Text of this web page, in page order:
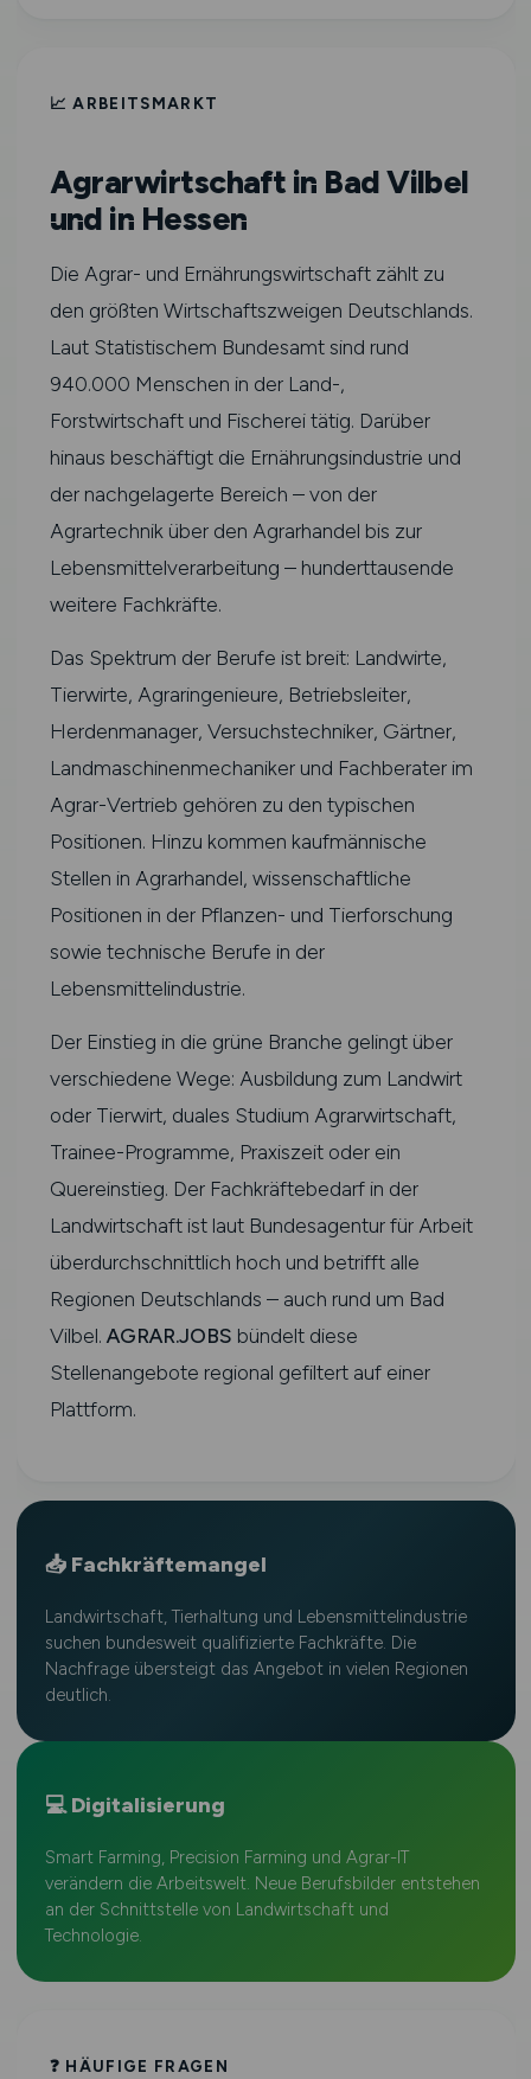
📈 ARBEITSMARKT
Agrarwirtschaft in Bad Vilbel
und in Hessen
Die Agrar- und Ernährungswirtschaft zählt zu
den größten Wirtschaftszweigen Deutschlands.
Laut Statistischem Bundesamt sind rund
940.000 Menschen in der Land-,
Forstwirtschaft und Fischerei tätig. Darüber
hinaus beschäftigt die Ernährungsindustrie und
der nachgelagerte Bereich – von der
Agrartechnik über den Agrarhandel bis zur
Lebensmittelverarbeitung – hunderttausende
weitere Fachkräfte.
Das Spektrum der Berufe ist breit: Landwirte,
Tierwirte, Agraringenieure, Betriebsleiter,
Herdenmanager, Versuchstechniker, Gärtner,
Landmaschinenmechaniker und Fachberater im
Agrar-Vertrieb gehören zu den typischen
Positionen. Hinzu kommen kaufmännische
Stellen in Agrarhandel, wissenschaftliche
Positionen in der Pflanzen- und Tierforschung
sowie technische Berufe in der
Lebensmittelindustrie.
Der Einstieg in die grüne Branche gelingt über
verschiedene Wege: Ausbildung zum Landwirt
oder Tierwirt, duales Studium Agrarwirtschaft,
Trainee-Programme, Praxiszeit oder ein
Quereinstieg. Der Fachkräftebedarf in der
Landwirtschaft ist laut Bundesagentur für Arbeit
überdurchschnittlich hoch und betrifft alle
Regionen Deutschlands – auch rund um Bad
Vilbel. AGRAR.JOBS bündelt diese
Stellenangebote regional gefiltert auf einer
Plattform.
📥 Fachkräftemangel
Landwirtschaft, Tierhaltung und Lebensmittelindustrie
suchen bundesweit qualifizierte Fachkräfte. Die
Nachfrage übersteigt das Angebot in vielen Regionen
deutlich.
💻 Digitalisierung
Smart Farming, Precision Farming und Agrar-IT
verändern die Arbeitswelt. Neue Berufsbilder entstehen
an der Schnittstelle von Landwirtschaft und
Technologie.
❓ HÄUFIGE FRAGEN